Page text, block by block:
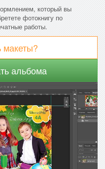
который вы
фотокнигу по
работы.
макеты?
альбома